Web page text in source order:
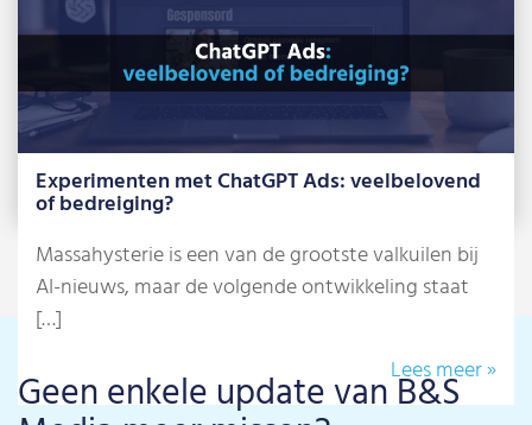
Experimenten met ChatGPT Ads: veelbelovend
of bedreiging?
Massahysterie is een van de grootste valkuilen bij
AI-nieuws, maar de volgende ontwikkeling staat
[…]
Lees meer »
Geen enkele update van B&S